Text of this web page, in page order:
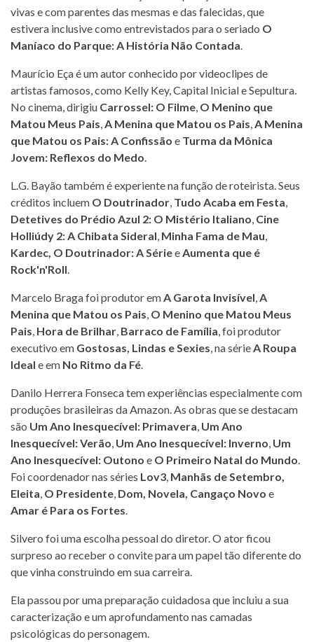
vivas e com parentes das mesmas e das falecidas, que
estivera inclusive como entrevistados para o seriado O
Maníaco do Parque: A História Não Contada.
Maurício Eça é um autor conhecido por videoclipes de
artistas famosos, como Kelly Key, Capital Inicial e Sepultura.
No cinema, dirigiu Carrossel: O Filme, O Menino que
Matou Meus Pais,A Menina que Matou os Pais,A Menina
que Matou os Pais: A Confissão e Turma da Mônica
Jovem: Reflexos do Medo.
L.G. Bayão também é experiente na função de roteirista. Seus
créditos incluem O Doutrinador, Tudo Acaba em Festa,
Detetives do Prédio Azul 2: O Mistério Italiano, Cine
Holliúdy 2: A Chibata Sideral, Minha Fama de Mau,
Kardec, O Doutrinador: A SérieeAumenta que é
Rock'n'Roll.
Marcelo Braga foi produtor emA Garota Invisível,A
Menina que Matou os Pais, O Menino que Matou Meus
Pais, Hora de Brilhar, Barraco de Família, foi produtor
executivo em Gostosas, Lindas e Sexies, na sérieA Roupa
Ideal e em No Ritmo da Fé.
Danilo Herrera Fonseca tem experiências especialmente com
produções brasileiras da Amazon. As obras que se destacam
são Um Ano Inesquecível: Primavera, Um Ano
Inesquecível: Verão, Um Ano Inesquecível: Inverno, Um
Ano Inesquecível: Outono e O Primeiro Natal do Mundo.
Foi coordenador nas séries Lov3, Manhãs de Setembro,
Eleita, O Presidente, Dom, Novela, Cangaço Novo e
Amar é Para os Fortes.
Silvero foi uma escolha pessoal do diretor. O ator ficou
surpreso ao receber o convite para um papel tão diferente do
que vinha construindo em sua carreira.
Ela passou por uma preparação cuidadosa que incluiu a sua
caracterização e um aprofundamento nas camadas
psicológicas do personagem.